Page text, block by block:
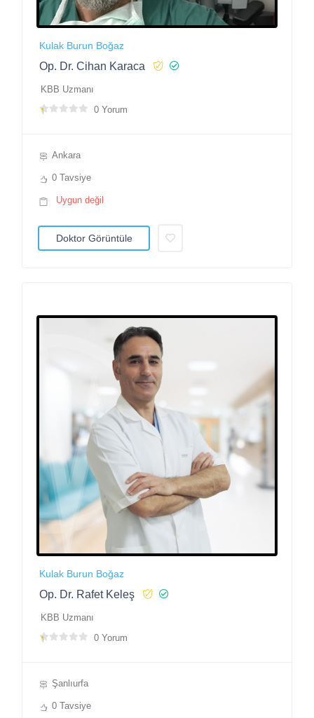
Kulak Burun Boğaz
Op. Dr. Cihan Karaca
KBB Uzmanı
0 Yorum
Ankara
0 Tavsiye
Uygun değil
Doktor Görüntüle
Kulak Burun Boğaz
Op. Dr. Rafet Keleş
KBB Uzmanı
0 Yorum
Şanlıurfa
0 Tavsiye